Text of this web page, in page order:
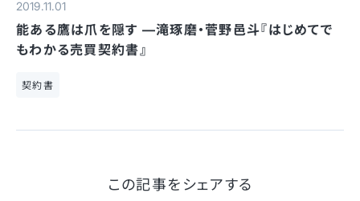
2019.11.01
能ある鷹は爪を隠す —滝琢磨・菅野邑斗『はじめてで
もわかる売買契約書』
契約書
この記事をシェアする